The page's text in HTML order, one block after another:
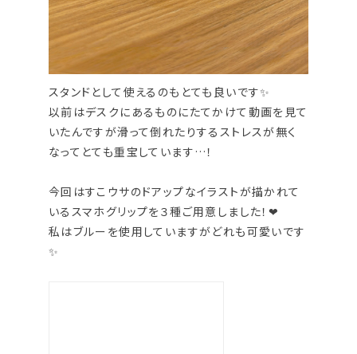
スタンドとして使えるのもとても良いです✨
以前はデスクにあるものにたてかけて動画を見て
いたんですが滑って倒れたりするストレスが無く
なってとても重宝しています…！
今回はすこウサのドアップなイラストが描かれて
いるスマホグリップを３種ご用意しました！❤
私はブルーを使用していますがどれも可愛いです
✨